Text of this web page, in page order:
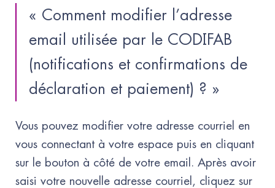
« Comment modifier l’adresse
email utilisée par le CODIFAB
(notifications et confirmations de
déclaration et paiement) ? »
Vous pouvez modifier votre adresse courriel en
vous connectant à votre espace puis en cliquant
sur le bouton à côté de votre email. Après avoir
saisi votre nouvelle adresse courriel, cliquez sur